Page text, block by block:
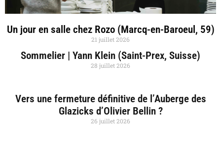
Un jour en salle chez Rozo (Marcq-en-Baroeul, 59)
21 juillet 2026
Sommelier | Yann Klein (Saint-Prex, Suisse)
28 juillet 2026
Vers une fermeture définitive de l’Auberge des
Glazicks d’Olivier Bellin ?
26 juillet 2026